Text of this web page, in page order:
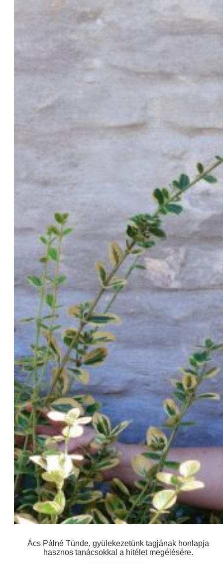
Ács Pálné Tünde, gyülekezetünk tagjának honlapja
hasznos tanácsokkal a hitélet megélésére.